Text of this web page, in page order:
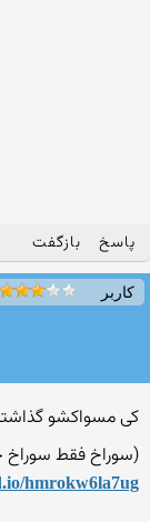
پاسخ بازگفت
کاربر
کی مسواکشو
(سوراخ فقط
hmrokw6la7ug